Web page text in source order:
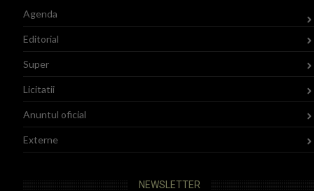
Agenda
Editorial
Super
Licitatii
Anuntul oficial
Externe
NEWSLETTER